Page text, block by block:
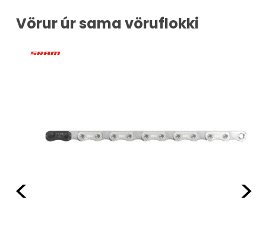
Vörur úr sama vöruflokki